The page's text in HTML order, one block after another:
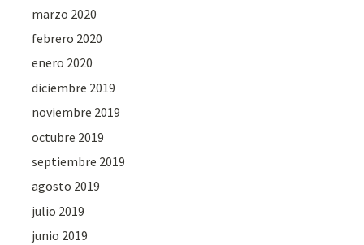
marzo 2020
febrero 2020
enero 2020
diciembre 2019
noviembre 2019
octubre 2019
septiembre 2019
agosto 2019
julio 2019
junio 2019